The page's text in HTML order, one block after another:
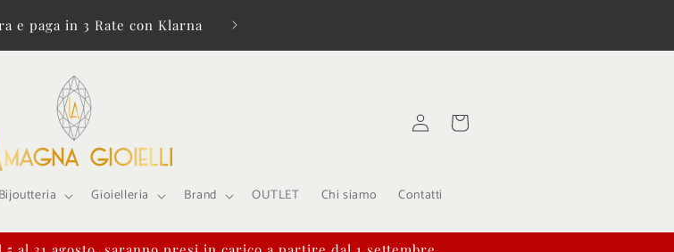
e paga in 3 Rate con Klarna
Bijoutteria Gioielleria Brand OUTLET Chi siamo Contatti
Accedi Carrello